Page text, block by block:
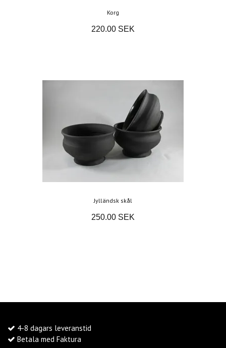
Korg
220.00 SEK
Jylländsk skål
250.00 SEK
4-8 dagars leveranstid
Betala med Faktura